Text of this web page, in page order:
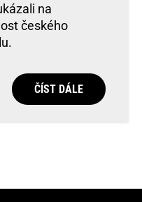
na
českého
ČÍST DÁLE